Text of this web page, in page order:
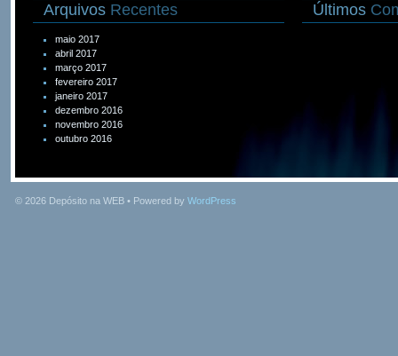
Arquivos Recentes
maio 2017
abril 2017
março 2017
fevereiro 2017
janeiro 2017
dezembro 2016
novembro 2016
outubro 2016
Últimos
© 2026 Depósito na WEB • Powered by WordPress